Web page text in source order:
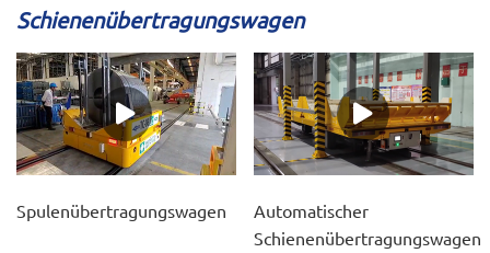
Schienenübertragungswagen
Spulenübertragungswagen
Automatischer
Schienenübertragungswagen